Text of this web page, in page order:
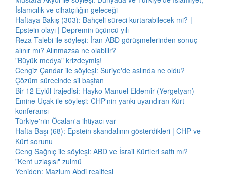
İslamcılık ve cihatçılığın geleceği
Haftaya Bakış (303): Bahçeli süreci kurtarabilecek mi? |
Epstein olayı | Depremin üçüncü yılı
Reza Talebi ile söyleşi: İran-ABD görüşmelerinden sonuç
alınır mı? Alınmazsa ne olabilir?
"Büyük medya" krizdeymiş!
Cengiz Çandar ile söyleşi: Suriye'de aslında ne oldu?
Çözüm sürecinde sil baştan
Bir 12 Eylül trajedisi: Hayko Manuel Eldemir (Yergetyan)
Emine Uçak ile söyleşi: CHP'nin yankı uyandıran Kürt
konferansı
Türkiye'nin Öcalan'a ihtiyacı var
Hafta Başı (68): Epstein skandalının gösterdikleri | CHP ve
Kürt sorunu
Ceng Sağnıç ile söyleşi: ABD ve İsrail Kürtleri sattı mı?
"Kent uzlaşısı" zulmü
Yeniden: Mazlum Abdi realitesi